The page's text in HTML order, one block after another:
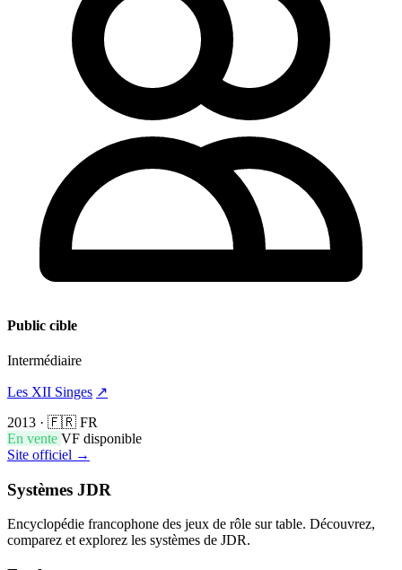
Public cible
Intermédiaire
Les XII Singes ↗
2013 · 🇫🇷 FR
En vente VF disponible
Site officiel →
Systèmes JDR
Encyclopédie francophone des jeux de rôle sur table. Découvrez,
comparez et explorez les systèmes de JDR.